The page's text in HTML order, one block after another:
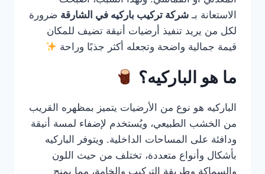
الاستعانة بـ شركة تركيب باركيه في الشارقة ضرورة
لكل من يريد تنفيذ أرضيات أنيقة تضيف للمكان
قيمة جمالية واضحة وتجعله أكثر جذبًا وراحة
ما هو الباركيه؟
الباركيه هو نوع من الأرضيات يتميز بمظهره القريب
من الخشب الطبيعي، ويُستخدم لإضفاء لمسة أنيقة
ودافئة على المساحات الداخلية. ويتوفر الباركيه
بأشكال وأنواع متعددة، تختلف من حيث اللون
والسماكة وطريقة التركيب والخامة، مما يمنح